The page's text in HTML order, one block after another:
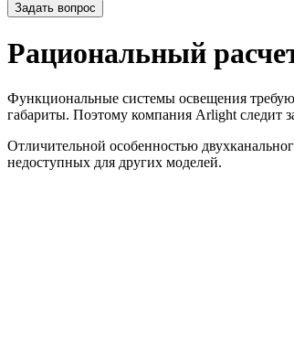
Задать вопрос
Рациональный
Функциональные системы освещения
габариты. Поэтому компания Arlight следит
Отличительной особенностью
недоступных для других моделей.